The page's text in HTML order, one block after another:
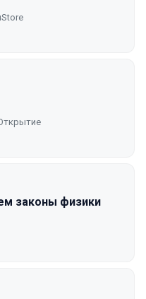
законы физики